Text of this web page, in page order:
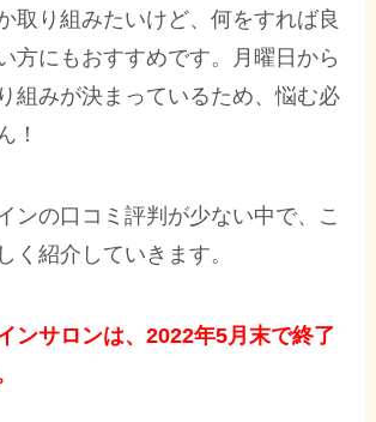
取り組みたいけど、何をすれば良
方にもおすすめです。月曜日から
組みが決まっているため、悩む必
！
ンの口コミ評判が少ない中で、こ
く紹介していきます。
ンサロンは、2022年5月末で終了